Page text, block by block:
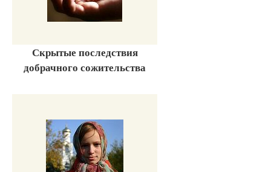
Скрытые последствия
добрачного сожительства